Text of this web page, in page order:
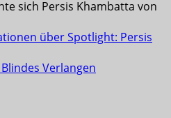
sich Persis Khambatta von
über Spotlight: Persis
Verlangen